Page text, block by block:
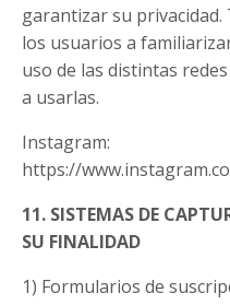
garantizar su privacidad.
los usuarios a
uso de las distintas
a usarlas.
Instagram:
https://
11. SISTEMAS DE
SU FINALIDAD
1) Formularios de